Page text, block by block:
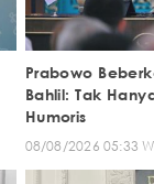
Prabowo
Bahlil: Tak
Humoris
08/08/2026 05:33